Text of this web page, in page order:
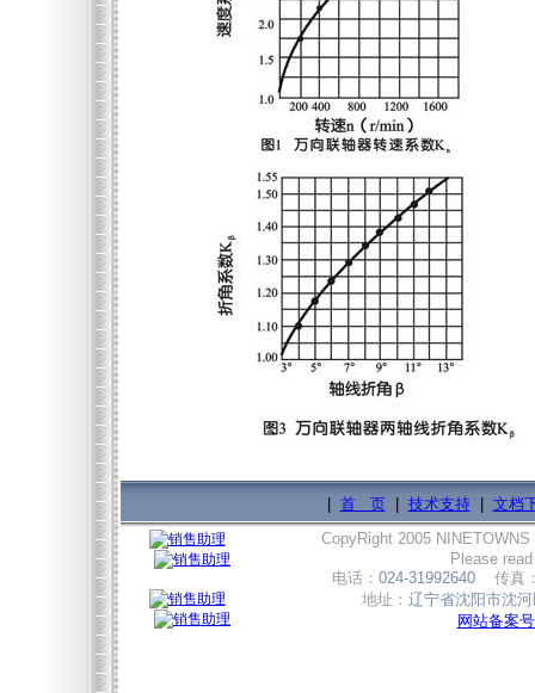
首 页| 技术支持| 文档
CopyRight 2005 NINETOWNS
Please
电话： 024-31992640 传真
地址： 辽宁省沈阳市沈
网站备案